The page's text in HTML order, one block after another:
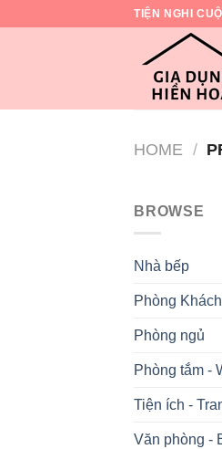
TIỆN NGHI
HOME /
BROWSE
Nhà bếp
Phòng Khách
Phòng ngủ
Phòng tắm -
Tiện ích -
Văn phòng -